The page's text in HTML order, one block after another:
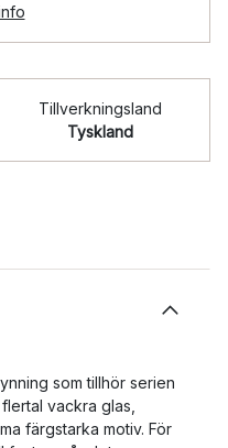
Tillverkningsland
Tyskland
som tillhör serien
vackra glas,
färgstarka motiv. För